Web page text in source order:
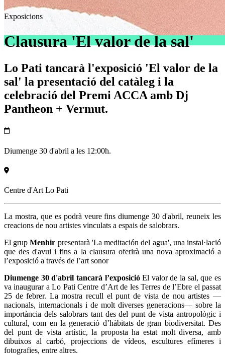
Exposicions
Clausura 'El valor de la sal'
Lo Pati tancarà l'exposició 'El valor de la
sal' la presentació del catàleg i la
celebració del Premi ACCA amb Dj
Pantheon + Vermut.
Diumenge 30 d'abril a les 12:00h.
Centre d'Art Lo Pati
La mostra, que es podrà veure fins diumenge 30 d'abril, reuneix les
creacions de nou artistes vinculats a espais de salobrars.
El grupMenhir presentarà 'La meditación del agua', una instal·lació
que des d'avui i fins a la clausura oferirà una nova aproximació a
l’exposició a través de l’art sonor
Diumenge 30 d'abril tancarà l’exposicióEl valor de la sal, que es
va inaugurar a Lo Pati Centre d’Art de les Terres de l’Ebre el passat
25 de febrer. La mostra recull el punt de vista de nou artistes —
nacionals, internacionals i de molt diverses generacions— sobre la
importància dels salobrars tant des del punt de vista antropològic i
cultural, com en la generació d’hàbitats de gran biodiversitat. Des
del punt de vista artístic, la proposta ha estat molt diversa, amb
dibuixos al carbó, projeccions de vídeos, escultures efímeres i
fotografies, entre altres.